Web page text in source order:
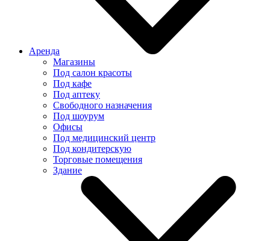
Аренда
Магазины
Под салон красоты
Под кафе
Под аптеку
Свободного назначения
Под шоурум
Офисы
Под медицинский центр
Под кондитерскую
Торговые помещения
Здание